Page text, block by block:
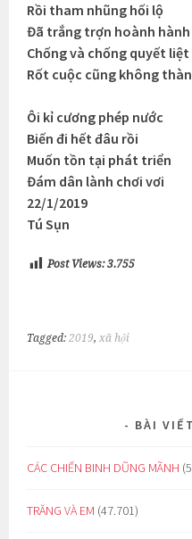
Rồi tham nhũng hối lộ
Đã trắng trợn hoành hành
Chống và chống quyết liệt
Rốt cuộc cũng không
Ôi kỉ cương phép nước
Biến đi hết đâu rồi
Muốn tồn tại phát triển
Đám dân lành chơi vơi
22/1/2019
Tú Sụn
Post Views: 3.755
Tagged:2019,xã hội
BÀI
CÁC CHIẾN BINH DŨNG MÃNH
TRĂNG VÀ EM (47.701)